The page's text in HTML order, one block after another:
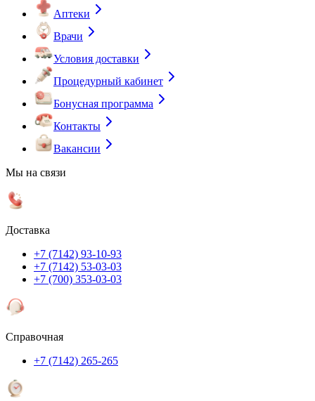
Аптеки
Врачи
Условия доставки
Процедурный кабинет
Бонусная программа
Контакты
Вакансии
Мы на связи
Доставка
+7 (7142) 93-10-93
+7 (7142) 53-03-03
+7 (700) 353-03-03
Справочная
+7 (7142) 265-265